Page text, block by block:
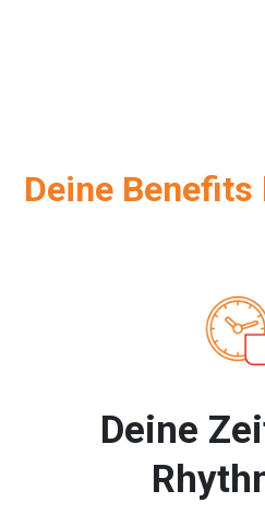
Deine
Deine